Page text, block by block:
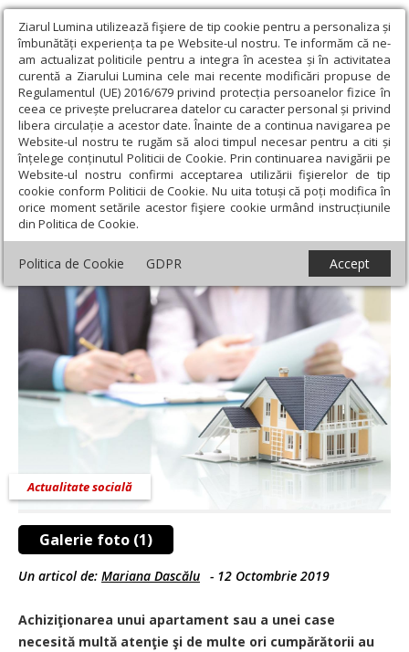
Ziarul Lumina utilizează fişiere de tip cookie pentru a personaliza și
îmbunătăți experiența ta pe Website-ul nostru. Te informăm că ne-
am actualizat politicile pentru a integra în acestea și în activitatea
curentă a Ziarului Lumina cele mai recente modificări propuse de
Regulamentul (UE) 2016/679 privind protecția persoanelor fizice în
ceea ce privește prelucrarea datelor cu caracter personal și privind
libera circulație a acestor date. Înainte de a continua navigarea pe
Website-ul nostru te rugăm să aloci timpul necesar pentru a citi și
înțelege conținutul Politicii de Cookie. Prin continuarea navigării pe
Website-ul nostru confirmi acceptarea utilizării fişierelor de tip
cookie conform Politicii de Cookie. Nu uita totuși că poți modifica în
orice moment setările acestor fişiere cookie urmând instrucțiunile
din Politica de Cookie.
Politica de Cookie GDPR Accept
Ziarul Lumina › Societate › Actualitate socială › Linie telefonică
specială pentru cumpărătorii de locuinţe
Linie telefonică specială pentru
cumpărătorii de locuinţe
Galerie foto (1)
Actualitate socială
Un articol de: Mariana Dascălu - 12 Octombrie 2019
Achiziţionarea unui apartament sau a unei case
necesită multă atenţie şi de multe ori cumpărătorii au